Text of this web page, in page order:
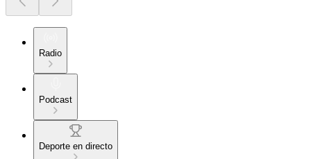
Radio
Podcast
Deporte en directo